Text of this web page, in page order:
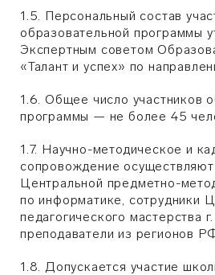
1.5. Персональный состав
образовательной программы
Экспертным советом
«Талант и успех» по
1.6. Общее число участников
программы — не более 45
1.7. Научно-методическое и
сопровождение
Центральной предметно-
по информатике, сотрудники
педагогического мастерства
преподаватели из регионов
1.8. Допускается участие